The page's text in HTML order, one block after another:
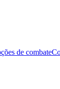
de combate